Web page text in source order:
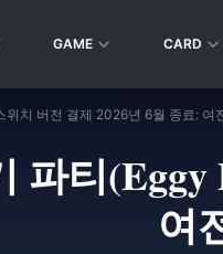
GAME CARD
파티
여